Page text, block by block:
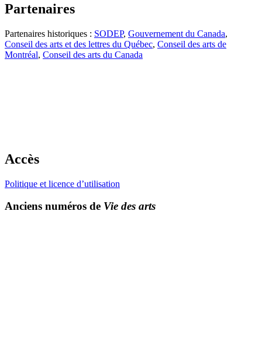
Partenaires
Partenaires historiques : SODEP, Gouvernement du Canada,
Conseil des arts et des lettres du Québec, Conseil des arts de
Montréal, Conseil des arts du Canada
Accès
Politique et licence d’utilisation
Anciens numéros de Vie des arts